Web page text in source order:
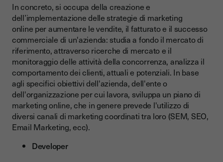
In concreto, si occupa della creazione e
dell’implementazione delle strategie di marketing
online per aumentare le vendite, il fatturato e il successo
commerciale di un'azienda: studia a fondo il mercato di
riferimento, attraverso ricerche di mercato e il
monitoraggio delle attività della concorrenza, analizza il
comportamento dei clienti, attuali e potenziali. In base
agli specifici obiettivi dell'azienda, dell'ente o
dell'organizzazione per cui lavora, sviluppa un piano di
marketing online, che in genere prevede l'utilizzo di
diversi canali di marketing coordinati tra loro (SEM, SEO,
Email Marketing, ecc).
Developer